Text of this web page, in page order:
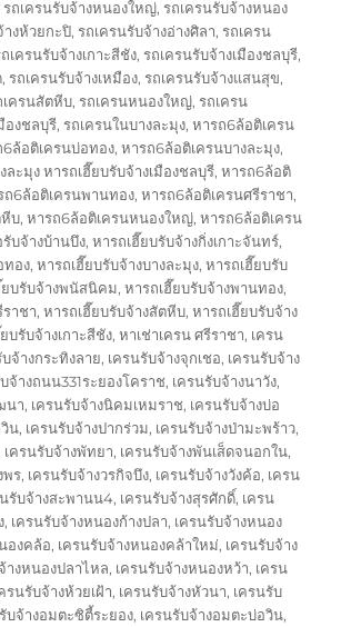
รถเครนรับจ้างหนองใหญ่,รถเครนรับจ้างหนอง
างห้วยกะปิ,รถเครนรับจ้างอ่างศิลา,รถเครน
เครนรับจ้างเกาะสีชัง,รถเครนรับจ้างเมืองชลบุรี,
,รถเครนรับจ้างเหมือง,รถเครนรับจ้างแสนสุข,
เครนสัตหีบ,รถเครนหนองใหญ่,รถเครน
องชลบุรี,รถเครนในบางละมุง,หารถ6ล้อติเครน
6ล้อติเครนบ่อทอง,หารถ6ล้อติเครนบางละมุง,
ะมุง หารถเฮี๊ยบรับจ้างเมืองชลบุรี,หารถ6ล้อติ
ถ6ล้อติเครนพานทอง,หารถ6ล้อติเครนศรีราชา,
บ,หารถ6ล้อติเครนหนองใหญ่,หารถ6ล้อติเครน
บจ้างบ้านบึง,หารถเฮี๊ยบรับจ้างกิ่งเกาะจันทร์,
ทอง,หารถเฮี๊ยบรับจ้างบางละมุง,หารถเฮี๊ยบรับ
ยบรับจ้างพนัสนิคม,หารถเฮี๊ยบรับจ้างพานทอง,
าชา,หารถเฮี๊ยบรับจ้างสัตหีบ,หารถเฮี๊ยบรับจ้าง
บรับจ้างเกาะสีชัง,หาเช่าเครน ศรีราชา, เครน
บจ้างกระทิงลาย, เครนรับจ้างจุกเชอ, เครนรับจ้าง
จ้างถนน331ระยองโคราช, เครนรับจ้างนาวัง,
นา, เครนรับจ้างนิคมเหมราช, เครนรับจ้างบ่อ
น, เครนรับจ้างปากร่วม, เครนรับจ้างป่ามะพร้าว,
เครนรับจ้างพัทยา, เครนรับจ้างพันเส็ดจนอกใน,
พร, เครนรับจ้างวรกิจบึง, เครนรับจ้างวังค้อ, เครน
นรับจ้างสะพานน4, เครนรับจ้างสุรศักดิ์, เครน
, เครนรับจ้างหนองก้างปลา, เครนรับจ้างหนอง
องคล้อ, เครนรับจ้างหนองคล้าใหม่, เครนรับจ้าง
างหนองปลาไหล, เครนรับจ้างหนองหว้า, เครน
รนรับจ้างห้วยเฝ้า, เครนรับจ้างหัวนา, เครนรับ
บจ้างอมตะซิตี้ระยอง, เครนรับจ้างอมตะบ่อวิน,